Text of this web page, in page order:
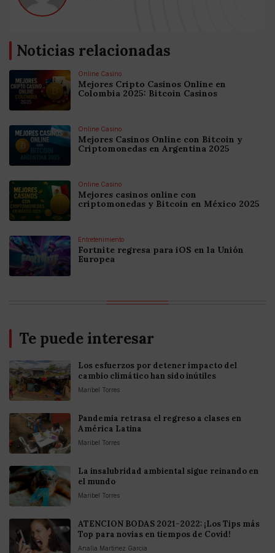
Noticias relacionadas
Online Casino
Mejores Cripto Casinos Online en
Colombia 2025: Bitcoin Casinos
Online Casino
Mejores Casinos Online con Bitcoin y
Criptomonedas en Argentina 2025
Online Casino
Mejores casinos online con
criptomonedas y Bitcoin en México 2025
Entretenimiento
Fortnite regresa para iOS en la Unión
Europea
Te puede interesar
Los esfuerzos por detener impacto del
cambio climático han sido inútiles
Maribel Torres
Pandemia retrasa el regreso a clases en
América Latina
Maribel Torres
La insalubridad ambiental sigue reinando en
el mundo
Maribel Torres
ATENCION BODAS 2021-2022: ¡Los Tips más
Top para novias en tiempos de Covid!
Analia Martinez Garcia